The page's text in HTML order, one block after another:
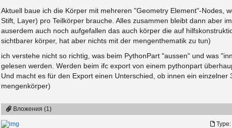
Aktuell baue ich die Körper mit mehreren "Geometry Element"-Nodes,
Stift, Layer) pro Teilkörper brauche. Alles zusammen bleibt dann aber
auserdem auch noch aufgefallen das auch körper die auf
sichtbarer körper, hat aber nichts mit der mengenthematik zu tun)
ich verstehe nicht so richtig, was beim PythonPart "aussen" und was
gelesen werden. Werden beim ifc export von einem pythonpart
Und macht es für den Export einen Unterschied, ob innen ein
mengenkörper)
Вложения (1)